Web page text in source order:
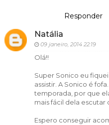
Responder
Natália
09 janeiro, 2014 22:19
Olá!!
Super Sonico eu
assistir. A Sonico é
temporada, por que
mais fácil dela escutar
Espero conseguir